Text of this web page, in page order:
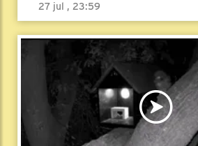
27 jul , 23:59